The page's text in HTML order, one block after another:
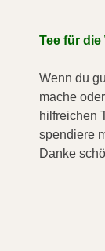
Tee für die
Wenn du
mache
hilfreichen
spendiere
Danke